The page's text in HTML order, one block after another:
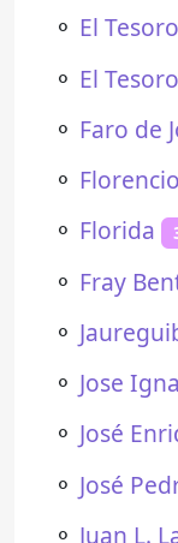
⚬ El Tesoro
⚬ El
⚬ Faro de
⚬
⚬ Florida
⚬ Fray
⚬
⚬ Jose
⚬ José
⚬ José
⚬ Juan L.